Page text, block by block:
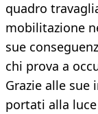
quadro
mobilitazione
sue
chi prova a
Grazie alle sue
portati alla